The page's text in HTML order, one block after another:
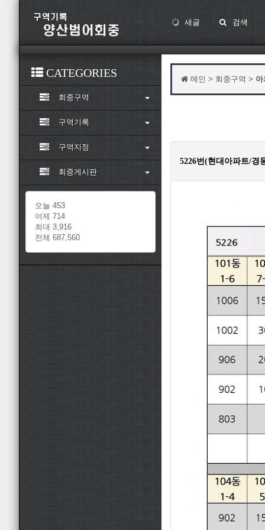
새글 검색
CATEGORIES
회중구역
구역기록
구역지정
회중게시판
오늘 453
어제 714
최대 3,916
전체 687,560
메인 > 회중구역 >
5226번(현대아파트/경